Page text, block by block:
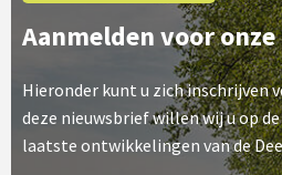
Aanmelden voor
Hieronder kunt u zich inschrijven
deze nieuwsbrief willen wij u op
laatste ontwikkelingen van de